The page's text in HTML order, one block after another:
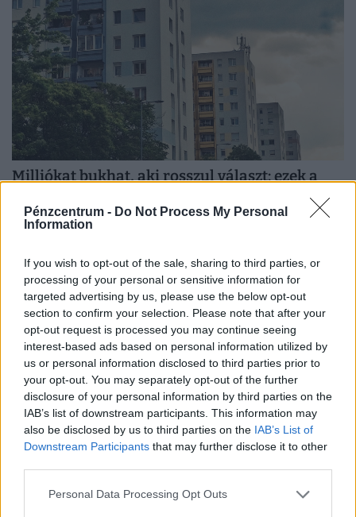
Pénzcentrum - Do Not Process My Personal
Information
If you wish to opt-out of the sale, sharing to third parties, or
processing of your personal or sensitive information for
targeted advertising by us, please use the below opt-out
section to confirm your selection. Please note that after your
opt-out request is processed you may continue seeing
interest-based ads based on personal information utilized by
us or personal information disclosed to third parties prior to
your opt-out. You may separately opt-out of the further
disclosure of your personal information by third parties on the
IAB’s list of downstream participants. This information may
also be disclosed by us to third parties on the IAB’s List of
Downstream Participants that may further disclose it to other
Personal Data Processing Opt Outs
Milliókat bukhat, aki rosszul választ: ezek a
legjobb lakáshitelek azoknak, akiknek nem
játszik az Otthon Start
20 és 30 millió forintos hitelösszegnél mely bankok
kínálják jelenleg a legkedvezőbb ajánlatokat.
Elindult a dominóhatás: megkapta az első